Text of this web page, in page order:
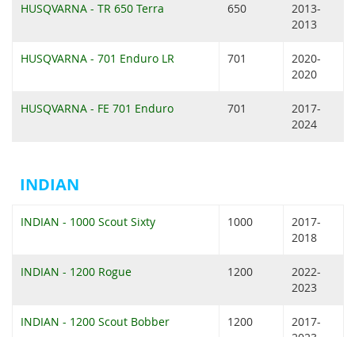
HUSQVARNA - TR 650 Terra 650
2013-
2013
HUSQVARNA - 701 Enduro LR 701
2020-
2020
HUSQVARNA - FE 701 Enduro 701
2017-
2024
INDIAN
INDIAN - 1000 Scout Sixty 1000
2017-
2018
INDIAN - 1200 Rogue 1200
2022-
2023
INDIAN - 1200 Scout Bobber 1200
2017-